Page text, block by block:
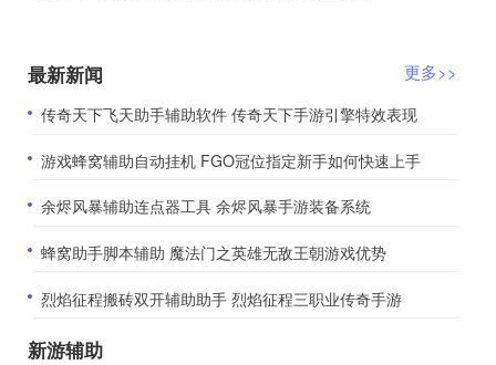
最新新闻 更多>>
​传奇天下飞天助手辅助软件 传奇天下手游引擎特效表现
​游戏蜂窝辅助自动挂机 FGO冠位指定新手如何快速上手
​余烬风暴辅助连点器工具 余烬风暴手游装备系统
​蜂窝助手脚本辅助 魔法门之英雄无敌王朝游戏优势
​烈焰征程搬砖双开辅助助手 烈焰征程三职业传奇手游
新游辅助